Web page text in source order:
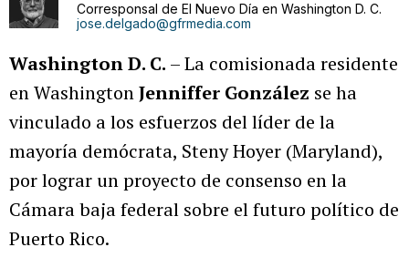
Corresponsal de El Nuevo Día en Washington D. C.
jose.delgado@gfrmedia.com
Washington D. C. – La comisionada residente
en WashingtonJenniffer González se ha
vinculado a los esfuerzos del líder de la
mayoría demócrata, Steny Hoyer (Maryland),
por lograr un proyecto de consenso en la
Cámara baja federal sobre el futuro político de
Puerto Rico.